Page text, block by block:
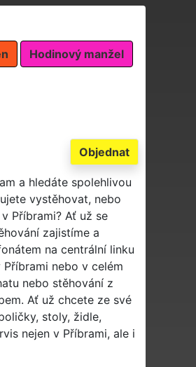
Hodinový manžel
Objednat
a hledáte spolehlivou
vystěhovat, nebo
Příbrami? Ať už se
zajistíme a
na centrální linku
nebo v celém
nebo stěhování z
Ať už chcete ze své
stoly, židle,
nejen v Příbrami, ale i